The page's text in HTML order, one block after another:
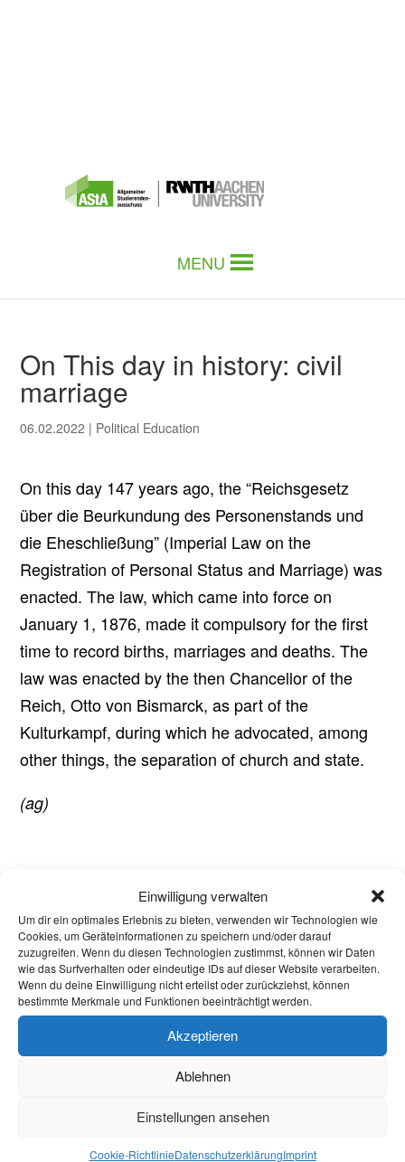
Einwilligung verwalten
Um dir ein optimales Erlebnis zu bieten, verwenden wir Technologien wie
Cookies, um Geräteinformationen zu speichern und/oder darauf
zuzugreifen. Wenn du diesen Technologien zustimmst, können wir Daten
wie das Surfverhalten oder eindeutige IDs auf dieser Website verarbeiten.
Wenn du deine Einwilligung nicht erteilst oder zurückziehst, können
bestimmte Merkmale und Funktionen beeinträchtigt werden.
Akzeptieren
Ablehnen
Einstellungen ansehen
Cookie-RichtlinieDatenschutzerklärungImprint
MENU
On This day in history: civil
marriage
06.02.2022 | Political Education
On this day 147 years ago, the “Reichsgesetz
über die Beurkundung des Personenstands und
die Eheschließung” (Imperial Law on the
Registration of Personal Status and Marriage) was
enacted. The law, which came into force on
January 1, 1876, made it compulsory for the first
time to record births, marriages and deaths. The
law was enacted by the then Chancellor of the
Reich, Otto von Bismarck, as part of the
Kulturkampf, during which he advocated, among
other things, the separation of church and state.
(ag)
Welcome Week and Beyond: Onboarding New
International Students
Why loneliness doesn’t mean you did something
wrong – and what actually helps
Local elections in Aachen: Every vote counts!
Welcome Week Winter Semester 2025/26
Welcome Week Summer Semester 2025